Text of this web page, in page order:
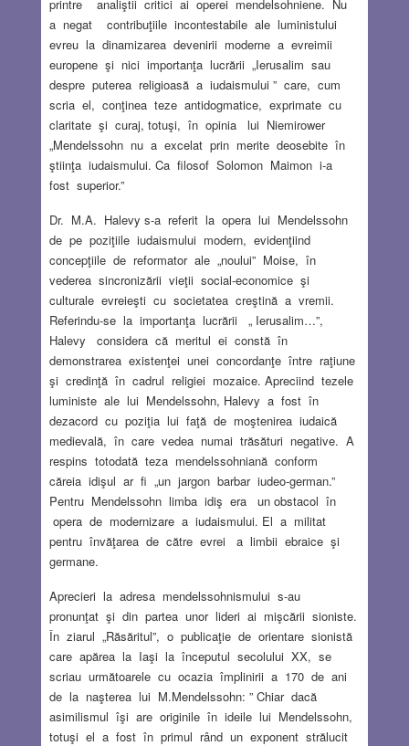
printre analiştii critici ai operei mendelsohniene. Nu
a negat contribuţiile incontestabile ale luministului
evreu la dinamizarea devenirii moderne a evreimii
europene şi nici importanţa lucrării „Ierusalim sau
despre puterea religioasă a iudaismului ” care, cum
scria el, conţinea teze antidogmatice, exprimate cu
claritate şi curaj, totuşi, în opinia lui Niemirower
„Mendelssohn nu a excelat prin merite deosebite în
ştiinţa iudaismului. Ca filosof Solomon Maimon i-a
fost superior.”
Dr. M.A. Halevy s-a referit la opera lui Mendelssohn
de pe poziţiile iudaismului modern, evidenţiind
concepţiile de reformator ale „noului” Moise, în
vederea sincronizării vieţii social-economice şi
culturale evreieşti cu societatea creştină a vremii.
Referindu-se la importanţa lucrării „ Ierusalim…”,
Halevy considera că meritul ei constă în
demonstrarea existenţei unei concordanţe între raţiune
şi credinţă în cadrul religiei mozaice. Apreciind tezele
luministe ale lui Mendelssohn, Halevy a fost în
dezacord cu poziţia lui faţă de moştenirea iudaică
medievală, în care vedea numai trăsături negative. A
respins totodată teza mendelssohniană conform
căreia idişul ar fi „un jargon barbar iudeo-german.”
Pentru Mendelssohn limba idiş era un obstacol în
opera de modernizare a iudaismului. El a militat
pentru învăţarea de către evrei a limbii ebraice şi
germane.
Aprecieri la adresa mendelssohnismului s-au
pronunţat şi din partea unor lideri ai mişcării sioniste.
În ziarul „Răsăritul”, o publicaţie de orientare sionistă
care apărea la Iaşi la începutul secolului XX, se
scriau următoarele cu ocazia împlinirii a 170 de ani
de la naşterea lui M.Mendelssohn: ” Chiar dacă
asimilismul îşi are originile în ideile lui Mendelssohn,
totuşi el a fost în primul rând un exponent strălucit